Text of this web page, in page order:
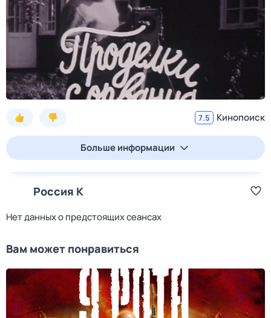
7.5 Кинопоиск
Больше информации
Россия К
Нет данных о предстоящих сеансах
Вам может понравиться